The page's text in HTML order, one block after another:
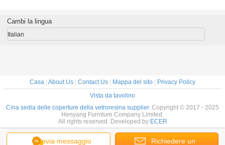
Invia messaggio Richiedere un
Cambi la lingua
Italian
Casa About Us Contact Us Mappa del sito
Privacy Policy
Vista da tavolino
Cina sedia delle coperture della vetroresina supplier. Copyright © 2017 - 2025
Henyang Furniture Company Limited.
All rights reserved. Developed by ECER